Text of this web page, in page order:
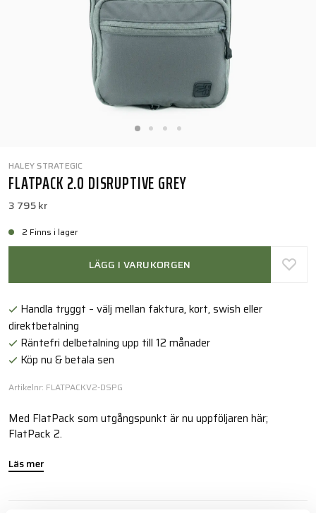
HALEY STRATEGIC
FLATPACK 2.0 DISRUPTIVE GREY
3 795 kr
2 Finns i lager
LÄGG I VARUKORGEN
Handla tryggt – välj mellan faktura, kort, swish eller
direktbetalning
Räntefri delbetalning upp till 12 månader
Köp nu & betala sen
Artikelnr: FLATPACKV2-DSPG
Med FlatPack som utgångspunkt är nu uppföljaren här;
FlatPack 2.
Läs mer